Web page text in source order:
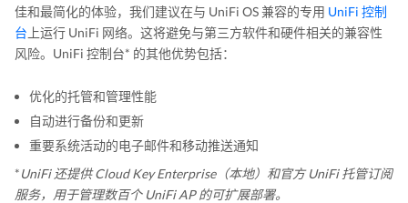
佳和最简化的体验，我们建议在与 UniFi OS 兼容的专用 UniFi 控制
台 上运行 UniFi 网络。这将避免与第三方软件和硬件相关的兼容性
风险。UniFi 控制台* 的其他优势包括：
优化的托管和管理性能
自动进行备份和更新
重要系统活动的电子邮件和移动推送通知
*UniFi 还提供 Cloud Key Enterprise（本地）和官方 UniFi 托管订阅
服务，用于管理数百个 UniFi AP 的可扩展部署。